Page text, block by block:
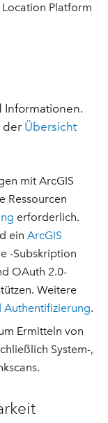
Platform
Informationen.
der Übersicht
mit ArcGIS
Ressourcen
erforderlich.
einArcGIS
-Subskription
OAuth 2.0-
Weitere
Authentifizierung.
Ermitteln von
System-,